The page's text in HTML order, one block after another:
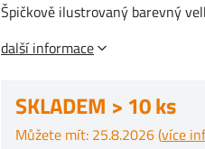
Špičkově ilustrovaný barevný
další informace
SKLADEM > 10 ks
Můžete mít: 25.8.2026 (více